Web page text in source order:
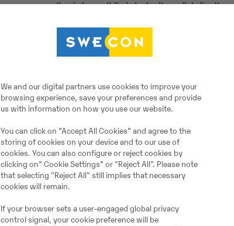
eller intervall är inte heller
kan du behöva service med andra
också under samma förutsättningar
motorn är utrustad med avgasrening
KAN MAN BLANDA DIESEL MED HVO?
Ja, HVO och MK1 diesel kan blandas.
dieseln och är den som i huvudsak
HUR FUNGERAR HVO100 PÅ
HVO100 grumlar sig mycket mindre
HVO100 är ett mycket bra bränsle
entreprenadmaskiner
. Se HVO100-
vintertid.
We and our digital partners use cookies to improve your
browsing experience, save your preferences and provide
us with information on how you use our website.
You can click on ”Accept All Cookies” and agree to the
storing of cookies on your device and to our use of
cookies. You can also configure or reject cookies by
clicking on” Cookie Settings” or "Reject All". Please note
that selecting "Reject All" still implies that necessary
cookies will remain.
If your browser sets a user-engaged global privacy
control signal, your cookie preference will be